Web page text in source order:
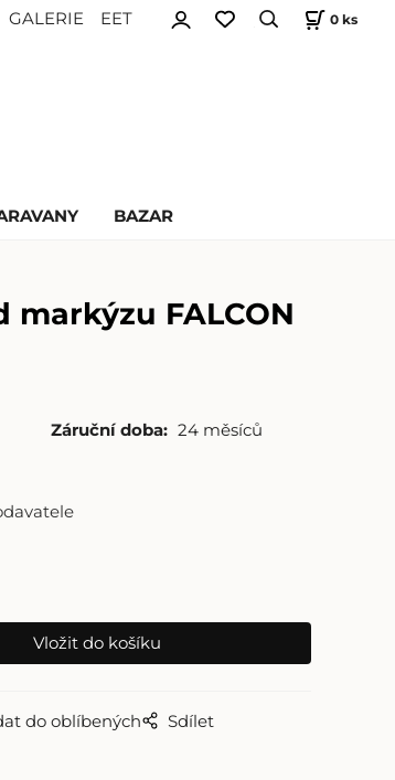
GALERIE EET 0 ks
BAZAR
markýzu FALCON
Záruční doba: 24 měsíců
do oblíbených Sdílet